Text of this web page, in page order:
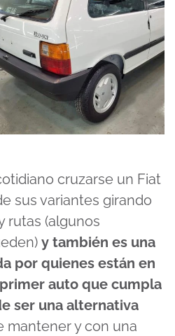
cruzarse un Fiat
sus variantes girando
rutas (algunos
y también es una
por quienes están en
auto que cumpla
ser una alternativa
mantener y con una